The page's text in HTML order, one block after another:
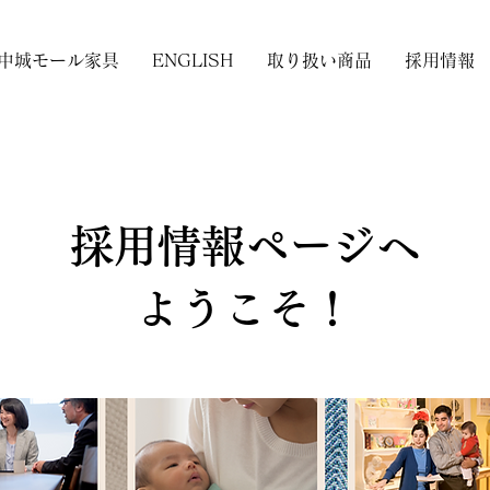
城モール家具 ENGLISH 取り扱い商品 採用情報
​採用情報ページへ
ようこそ！